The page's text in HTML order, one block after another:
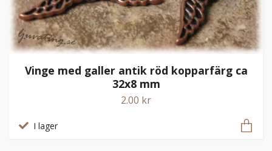
Vinge med galler antik röd kopparfärg ca
32x8 mm
2.00 kr
I lager